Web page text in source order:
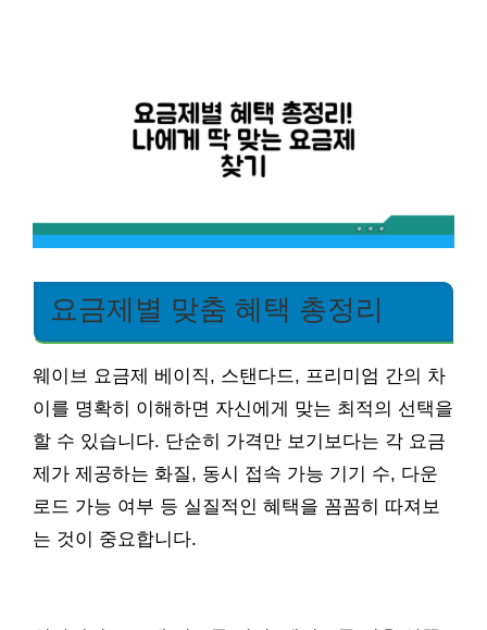
요금제별 맞춤 혜택 총정리
웨이브 요금제 베이직, 스탠다드, 프리미엄 간의 차
이를 명확히 이해하면 자신에게 맞는 최적의 선택을
할 수 있습니다. 단순히 가격만 보기보다는 각 요금
제가 제공하는 화질, 동시 접속 가능 기기 수, 다운
로드 가능 여부 등 실질적인 혜택을 꼼꼼히 따져보
는 것이 중요합니다.